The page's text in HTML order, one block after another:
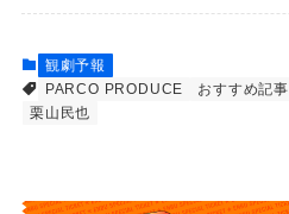
観劇予報
PARCO PRODUCE
おすすめ記事
栗山民也